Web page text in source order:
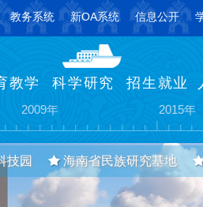
教务系统 新OA系统 信息公开
教学 科学研究 招生就业
校区搬迁至三亚
2009年
更名为海南热带
2015年
技园 海南省民族研究基地